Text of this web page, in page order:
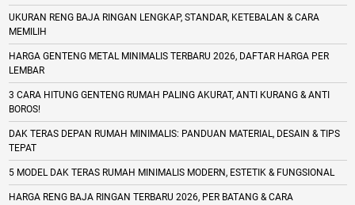
UKURAN RENG BAJA RINGAN LENGKAP, STANDAR, KETEBALAN & CARA
MEMILIH
HARGA GENTENG METAL MINIMALIS TERBARU 2026, DAFTAR HARGA PER
LEMBAR
3 CARA HITUNG GENTENG RUMAH PALING AKURAT, ANTI KURANG & ANTI
BOROS!
DAK TERAS DEPAN RUMAH MINIMALIS: PANDUAN MATERIAL, DESAIN & TIPS
TEPAT
5 MODEL DAK TERAS RUMAH MINIMALIS MODERN, ESTETIK & FUNGSIONAL
HARGA RENG BAJA RINGAN TERBARU 2026, PER BATANG & CARA